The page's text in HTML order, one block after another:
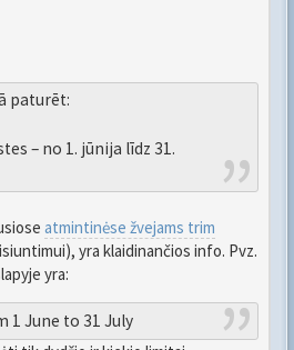
paturēt:
– no 1. jūnija līdz 31.
atmintinėse žvejams trim
yra klaidinančios info. Pvz.
yra:
1 June to 31 July